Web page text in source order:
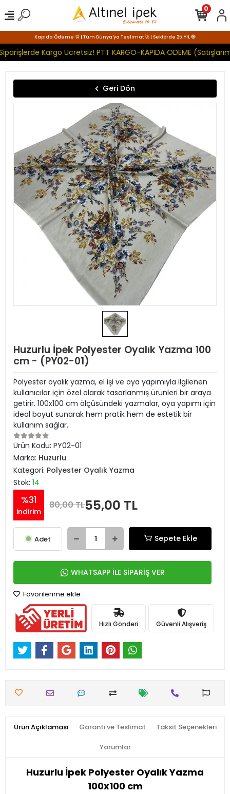
Kapıda Ödeme 🛒 | Tüm Dünya'ya Teslimat 🚀 | Sektörde 25. YIL 🧿
Kargo Ücretsiz! PTT KARGO-KAPIDA ÖDEME
0
Geri Dön
Huzurlu İpek Polyester Oyalık Yazma 100
cm - (PY02-01)
Polyester oyalık yazma, el işi ve oya yapımıyla ilgilenen
kullanıcılar için özel olarak tasarlanmış ürünleri bir araya
getirir. 100x100 cm ölçüsündeki yazmalar, oya yapımı için
ideal boyut sunarak hem pratik hem de estetik bir
kullanım sağlar.
Ürün Kodu: PY02-01
Marka: Huzurlu
Kategori: Polyester Oyalık Yazma
Stok: 14
%31
indirim
80,00 TL55,00 TL
Adet Sepete Ekle
WHATSAPP İLE SİPARİŞ VER
Favorilerime ekle
Hızlı Gönderi Güvenli Alışveriş
Ürün Açıklaması Garanti ve Teslimat Taksit Seçenekleri
Yorumlar
Huzurlu İpek Polyester Oyalık Yazma
100x100 cm